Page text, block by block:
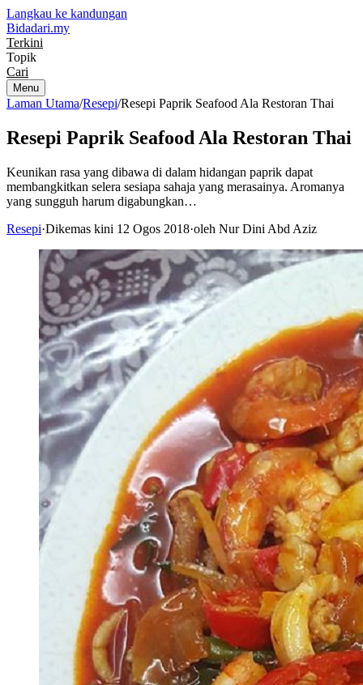
Langkau ke kandungan
Bidadari.my
Terkini
Topik
Cari
Menu
Laman Utama/Resepi/Resepi Paprik Seafood Ala Restoran Thai
Resepi Paprik Seafood Ala Restoran Thai
Keunikan rasa yang dibawa di dalam hidangan paprik dapat
membangkitkan selera sesiapa sahaja yang merasainya. Aromanya
yang sungguh harum digabungkan…
Resepi·Dikemas kini 12 Ogos 2018·oleh Nur Dini Abd Aziz